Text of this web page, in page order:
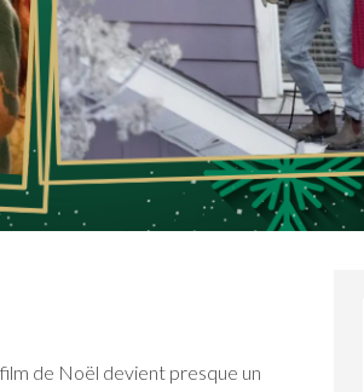
de Noël devient presque un